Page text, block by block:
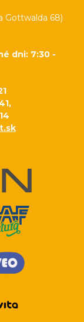
Gottwalda 68)
dni: 7:30 -